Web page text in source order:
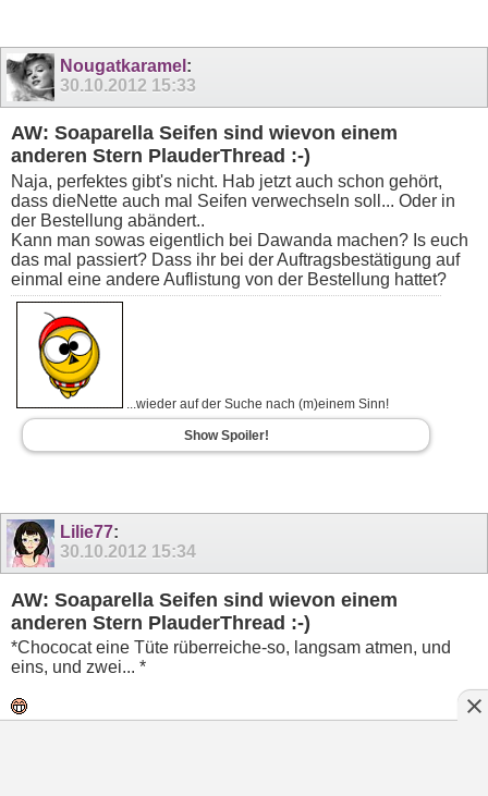
Nougatkaramel :
30.10.2012 15:33
AW: Soaparella Seifen sind wievon einem
anderen Stern PlauderThread :-)
Naja, perfektes gibt's nicht. Hab jetzt auch schon gehört,
dass dieNette auch mal Seifen verwechseln soll... Oder in
der Bestellung abändert..
Kann man sowas eigentlich bei Dawanda machen? Is euch
das mal passiert? Dass ihr bei der Auftragsbestätigung auf
einmal eine andere Auflistung von der Bestellung hattet?
...wieder auf der Suche nach (m)einem Sinn!
Show Spoiler!
Lilie77:
30.10.2012 15:34
AW: Soaparella Seifen sind wievon einem
anderen Stern PlauderThread :-)
*Chococat eine Tüte rüberreiche-so, langsam atmen, und
eins, und zwei... *